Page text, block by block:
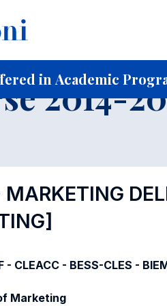
in Academic
Students
2014-
- CLEACC - BESS-CLES -
Marketing